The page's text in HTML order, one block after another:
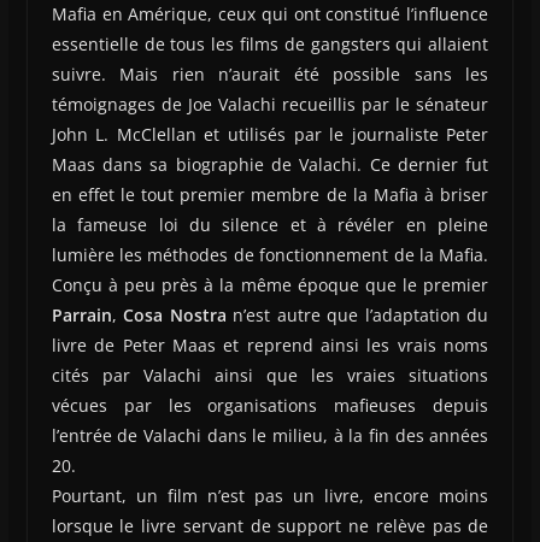
Mafia en Amérique, ceux qui ont constitué l’influence
essentielle de tous les films de gangsters qui allaient
suivre. Mais rien n’aurait été possible sans les
témoignages de Joe Valachi recueillis par le sénateur
John L. McClellan et utilisés par le journaliste Peter
Maas dans sa biographie de Valachi. Ce dernier fut
en effet le tout premier membre de la Mafia à briser
la fameuse loi du silence et à révéler en pleine
lumière les méthodes de fonctionnement de la Mafia.
Conçu à peu près à la même époque que le premier
Parrain,Cosa Nostra n’est autre que l’adaptation du
livre de Peter Maas et reprend ainsi les vrais noms
cités par Valachi ainsi que les vraies situations
vécues par les organisations mafieuses depuis
l’entrée de Valachi dans le milieu, à la fin des années
20.
Pourtant, un film n’est pas un livre, encore moins
lorsque le livre servant de support ne relève pas de